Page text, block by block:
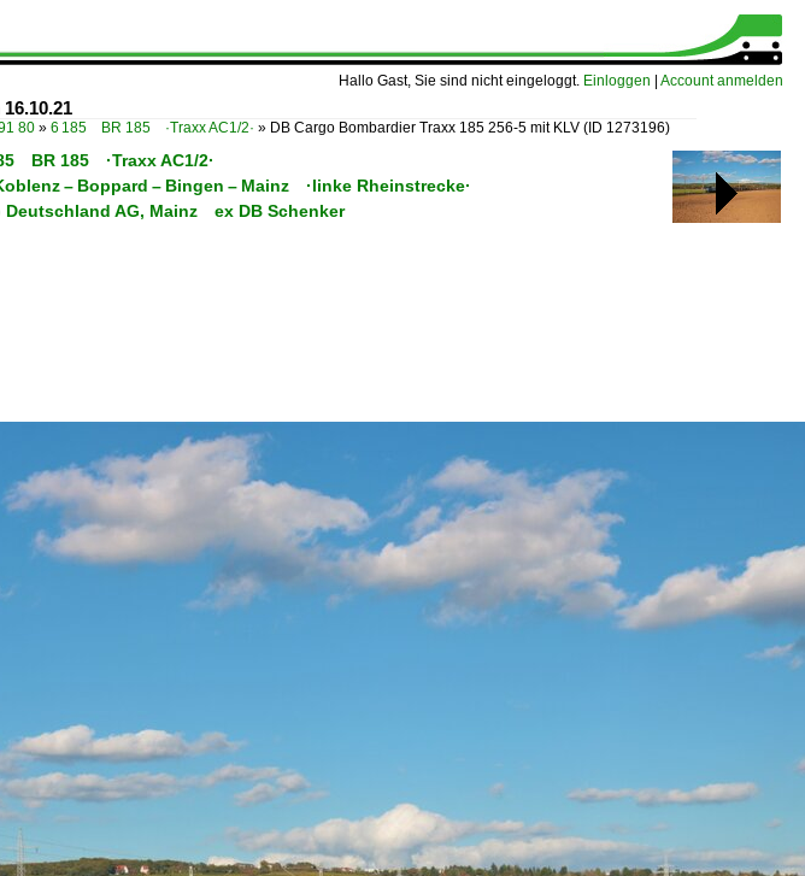
Hallo Gast, Sie sind nicht eingeloggt. Einloggen Account anmelden
80 » 6 185 BR 185 ·Traxx AC1/2· » DB Cargo Bombardier Traxx 185 256-5 mit KLV (ID 1273196)
BR 185 ·Traxx AC1/2·
– Boppard – Bingen – Mainz ·linke Rheinstrecke·
Deutschland AG, Mainz ex DB Schenker